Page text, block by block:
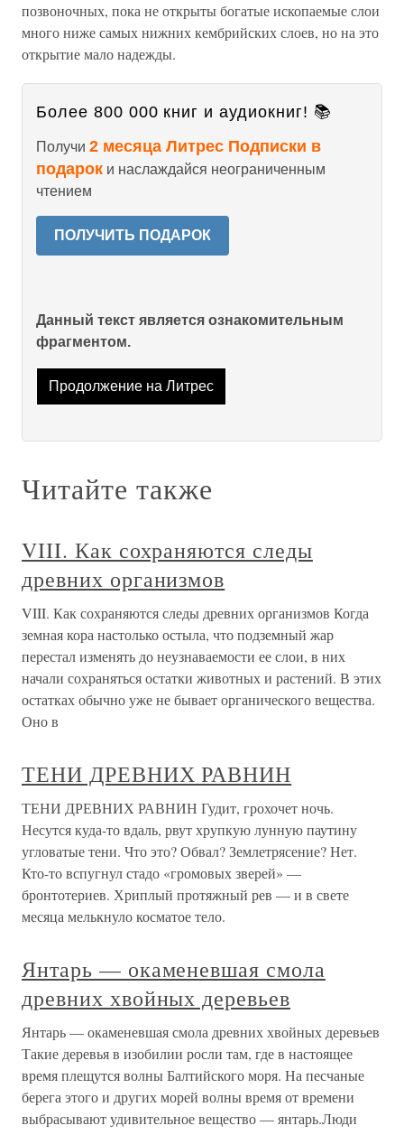
позвоночных, пока не открыты богатые ископаемые слои
много ниже самых нижних кембрийских слоев, но на это
открытие мало надежды.
Более 800 000 книг и аудиокниг! 📚
Получи 2 месяца Литрес Подписки в
подарок и наслаждайся неограниченным
чтением
ПОЛУЧИТЬ ПОДАРОК
Данный текст является ознакомительным
фрагментом.
Продолжение на Литрес
Читайте также
VIII. Как сохраняются следы
древних организмов
VIII. Как сохраняются следы древних организмов Когда
земная кора настолько остыла, что подземный жар
перестал изменять до неузнаваемости ее слои, в них
начали сохраняться остатки животных и растений. В этих
остатках обычно уже не бывает органического вещества.
Оно в
ТЕНИ ДРЕВНИХ РАВНИН
ТЕНИ ДРЕВНИХ РАВНИН Гудит, грохочет ночь.
Несутся куда-то вдаль, рвут хрупкую лунную паутину
угловатые тени. Что это? Обвал? Землетрясение? Нет.
Кто-то вспугнул стадо «громовых зверей» —
бронтотериев. Хриплый протяжный рев — и в свете
месяца мелькнуло косматое тело.
Янтарь — окаменевшая смола
древних хвойных деревьев
Янтарь — окаменевшая смола древних хвойных деревьев
Такие деревья в изобилии росли там, где в настоящее
время плещутся волны Балтийского моря. На песчаные
берега этого и других морей волны время от времени
выбрасывают удивительное вещество — янтарь.Люди